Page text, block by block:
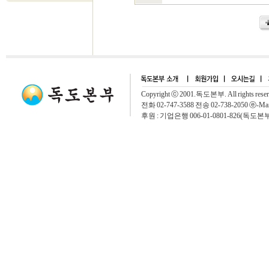
Copyright ⓒ 2001.독도본부. All rights
전화 02-747-3588 전송 02-738-2050 ⓔ-
후원 : 기업은행 006-01-0801-826(독도본